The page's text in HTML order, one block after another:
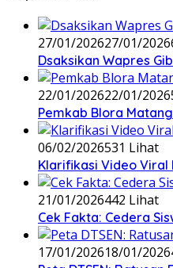
27/01/202627/01/2026
‎Dsaksikan Wapres
22/01/202622/01/2026
‎Pemkab Blora
06/02/2026531 Lihat
‎Klarifikasi Video Viral
21/01/2026442 Lihat
Cek Fakta: Cedera
17/01/202618/01/2026